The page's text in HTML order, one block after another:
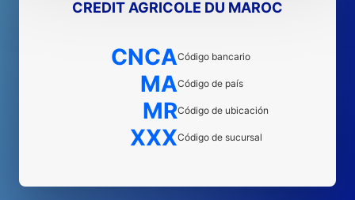
CREDIT AGRICOLE DU MAROC
CNCACódigo bancario
MACódigo de país
MRCódigo de ubicación
XXXCódigo de sucursal